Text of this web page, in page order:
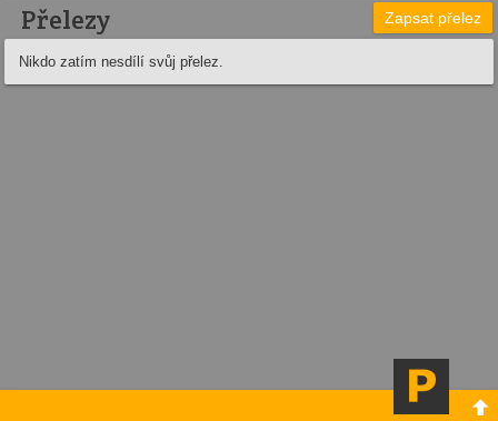
Přelezy Zapsat přelez
Nikdo zatím nesdílí svůj přelez.
